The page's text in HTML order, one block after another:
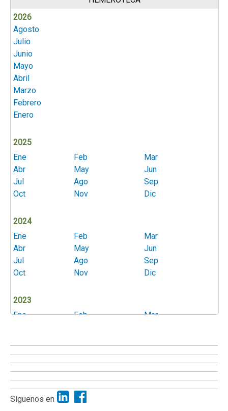
2026
Agosto
Julio
Junio
Mayo
Abril
Marzo
Febrero
Enero
2025
Ene
Feb
Mar
Abr
May
Jun
Jul
Ago
Sep
Oct
Nov Dic
2024
Ene
Feb
Mar
Abr
May
Jun
Jul
Ago
Sep
Oct
Nov Dic
2023
Ene
Feb
Mar
Oct
Nov Dic
2022
Ene
Feb
Abr
May
Síguenos en